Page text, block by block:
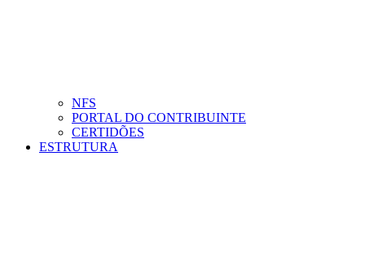
NFS
PORTAL DO CONTRIBUINTE
CERTIDÕES
ESTRUTURA